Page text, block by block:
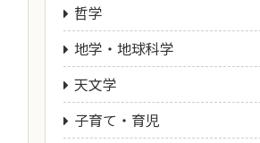
哲学
地学・地球科学
天文学
子育て・育児